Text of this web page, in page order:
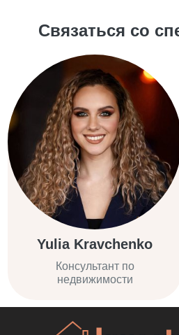
Связаться со
Yulia Kravchenko
Консультант по
недвижимости